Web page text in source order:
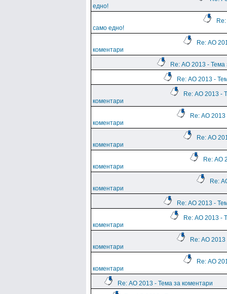
едно!
само едно!
Re: АО
коментари
Re: АО 2013 - Тема
Re: АО 2013 -
Re: АО 2013 -
коментари
Re: АО 2013
коментари
Re: АО
коментари
Re: АО
коментари
Re:
коментари
Re: АО 2013 -
Re: АО 2013 -
коментари
Re: АО 2013
коментари
Re: АО
коментари
Re: АО 2013 - Тема за коментари